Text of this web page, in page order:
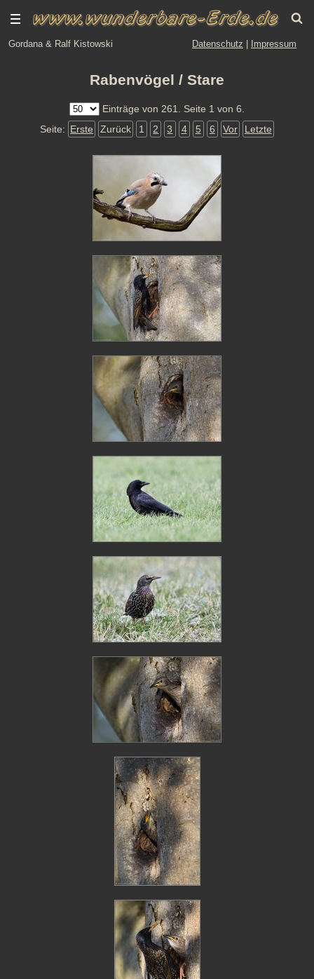
Gordana & Ralf Kistowski Datenschutz Impressum
Rabenvögel / Stare
Einträge von 261. Seite 1 von 6.
Seite: Erste Zurück 1 2 3 4 5 6 Vor Letzte